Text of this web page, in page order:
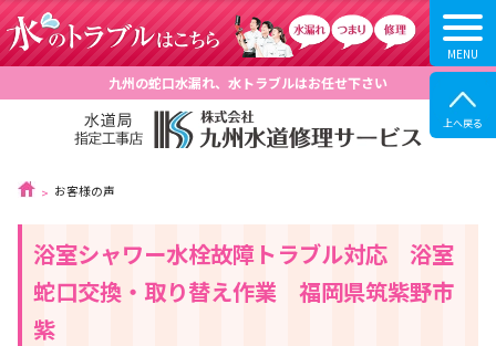
九州の蛇口水漏れ、水トラブルはお任せ下さい
お客様の声
浴室シャワー水栓故障トラブル対応 浴室
蛇口交換・取り替え作業 福岡県筑紫野市
紫